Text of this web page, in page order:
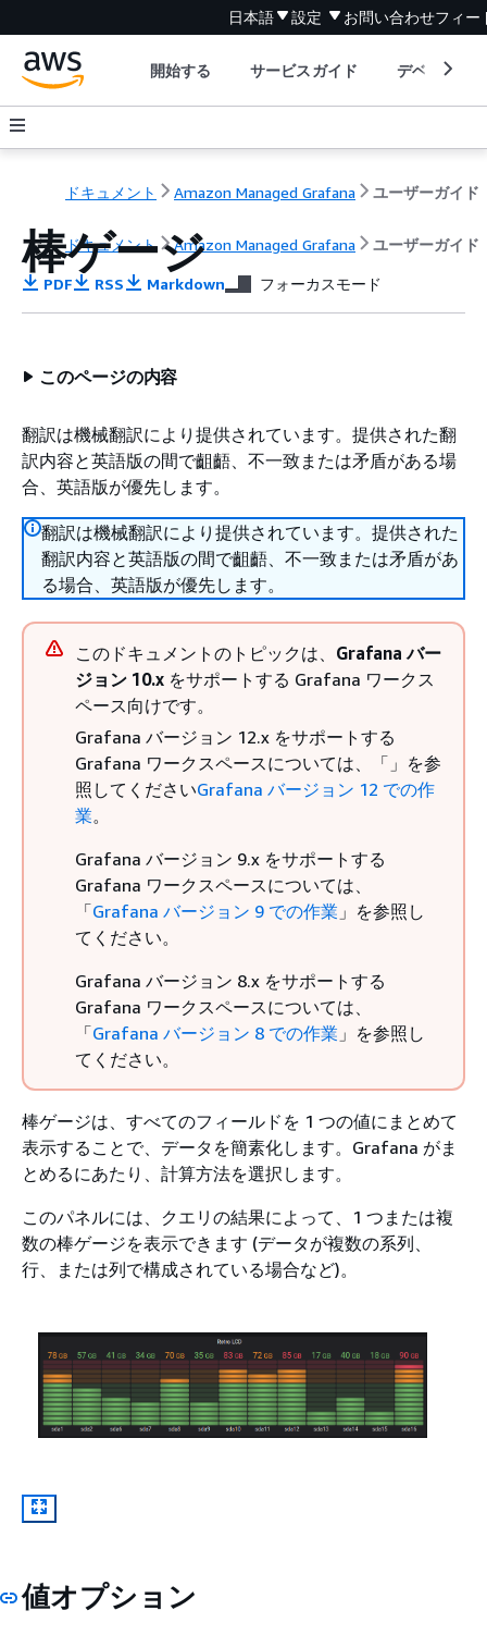
日本語 設定 お問い合わせフィー
開始する サービスガイド デベロッパ
ドキュメント Amazon Managed Grafana ユーザーガイド
ドキュメント Amazon Managed Grafana ユーザーガイド
棒ゲージ
PDF RSS Markdown フォーカスモード
このページの内容
翻訳は機械翻訳により提供されています。提供された翻
訳内容と英語版の間で齟齬、不一致または矛盾がある場
合、英語版が優先します。
翻訳は機械翻訳により提供されています。提供された
翻訳内容と英語版の間で齟齬、不一致または矛盾があ
る場合、英語版が優先します。
このドキュメントのトピックは、 Grafana バー
ジョン 10.x をサポートする Grafana ワークス
ペース向けです。
Grafana バージョン 12.x をサポートする
Grafana ワークスペースについては、「」を参
照してくださいGrafana バージョン 12 での作
業。
Grafana バージョン 9.x をサポートする
Grafana ワークスペースについては、
「Grafana バージョン 9 での作業 」を参照し
てください。
Grafana バージョン 8.x をサポートする
Grafana ワークスペースについては、
「Grafana バージョン 8 での作業 」を参照し
てください。
棒ゲージは、すべてのフィールドを 1 つの値にまとめて
表示することで、データを簡素化します。Grafana がま
とめるにあたり、計算方法を選択します。
このパネルには、クエリの結果によって、1 つまたは複
数の棒ゲージを表示できます (データが複数の系列、
行、または列で構成されている場合など)。
値オプション